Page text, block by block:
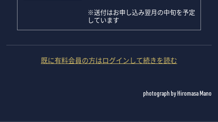
※送付はお申し込み翌月の中旬を予定
しています
既に有料会員の方はログインして続きを読む
photograph by Hiromasa Mano